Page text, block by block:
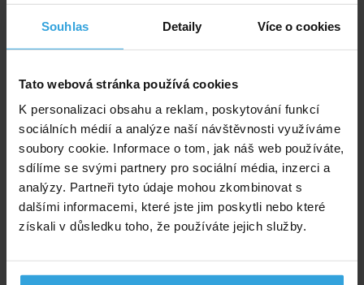
Souhlas Detaily Více o cookies
Tato webová stránka používá cookies
K personalizaci obsahu a reklam, poskytování funkcí
sociálních médií a analýze naší návštěvnosti využíváme
soubory cookie. Informace o tom, jak náš web používáte,
sdílíme se svými partnery pro sociální média, inzerci a
analýzy. Partneři tyto údaje mohou zkombinovat s
dalšími informacemi, které jste jim poskytli nebo které
získali v důsledku toho, že používáte jejich služby.
Poradíme vám!
+420 281 974 297
Říčanská 69, 250 84 Sibřina
Vše o nákupu
Obchodní podmínky
Možnosti platby a dopravy